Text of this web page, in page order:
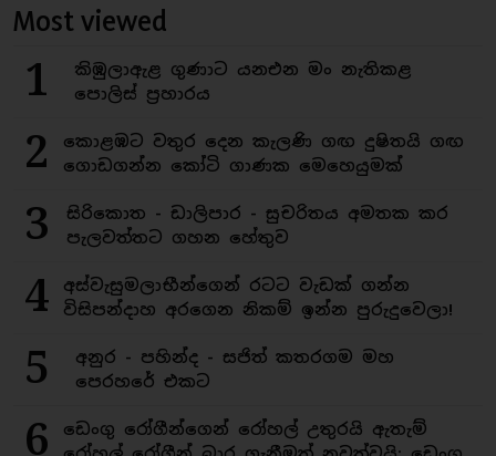
Most viewed
1
කිඹුලාඇළ ගුණාට යනඑන මං නැතිකළ
පොලිස් ප්‍රහාරය
2
කොළඹට වතුර දෙන කැලණි ගඟ දුෂිතයි ගඟ
ගොඩගන්න කෝටි ගාණක මෙහෙයුමක්
3
සිරිකොත - ඩාලිපාර - සුචරිතය අමතක කර
පැලවත්තට ගහන හේතුව
4
අස්වැසුමලාභීන්ගෙන් රටට වැඩක් ගන්න
විසිපන්දාහ අරගෙන නිකම් ඉන්න පුරුදුවෙලා!
5
අනුර - පහින්ද - සජිත් කතරගම මහ
පෙරහරේ එකට
6
ඩෙංගු රෝගීන්ගෙන් රෝහල් උතුරයි ඇතැම්